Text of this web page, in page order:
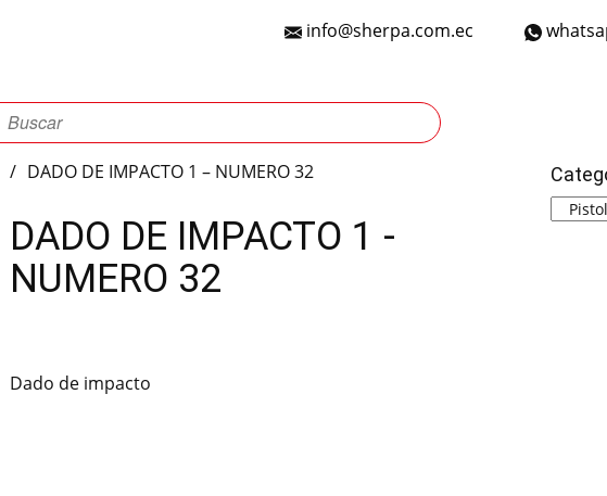
info@sherpa.com.ec
/ DADO DE IMPACTO 1 – NUMERO 32
DADO DE IMPACTO 1 -
NUMERO 32
Dado de impacto